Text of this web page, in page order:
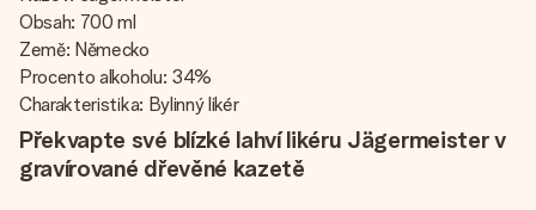
Obsah: 700 ml
Země: Německo
Procento alkoholu: 34%
Charakteristika: Bylinný likér
Překvapte své blízké lahví likéru Jägermeister v
gravírované dřevěné kazetě